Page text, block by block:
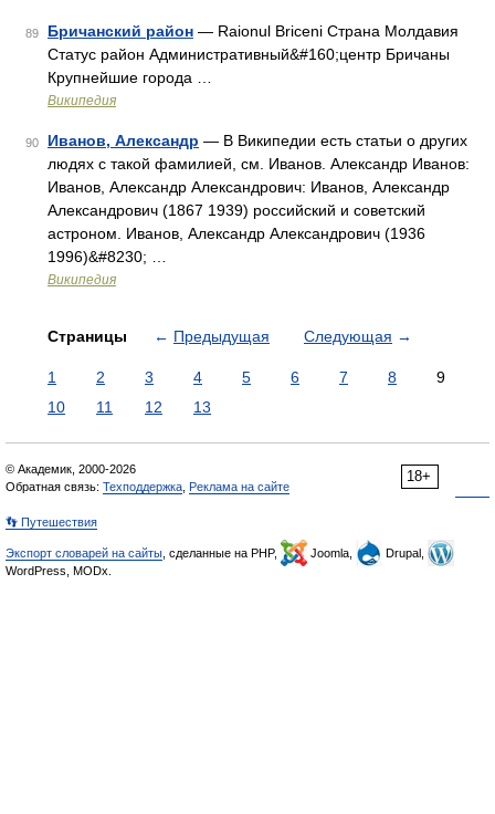
89 Бричанский район — Raionul Briceni Страна Молдавия
Статус район Административный&#160;центр Бричаны
Крупнейшие города …
Википедия
90 Иванов, Александр — В Википедии есть статьи о других
людях с такой фамилией, см. Иванов. Александр Иванов:
Иванов, Александр Александрович: Иванов, Александр
Александрович (1867 1939) российский и советский
астроном. Иванов, Александр Александрович (1936
1996)&#8230; …
Википедия
Страницы ← Предыдущая Следующая →
1 2 3 4 5 6 7 8
9
10
11 12 13
18+
© Академик, 2000-2026
Обратная связь: Техподдержка Реклама на сайте
👣 Путешествия
Экспорт словарей на сайты , сделанные на PHP, Joomla,
Drupal,
WordPress, MODx.